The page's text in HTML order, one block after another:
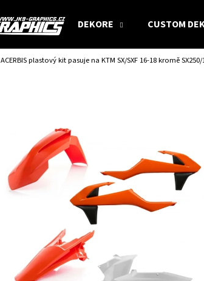
DEKORE CUSTOM
ACERBIS plastový kit pasuje na KTM SX/SXF 16-18 kromě